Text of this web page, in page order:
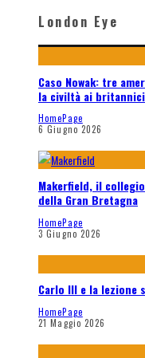
London Eye
Caso Nowak: tre
la civiltà ai britannici
HomePage
6 Giugno 2026
Makerfield, il
della Gran Bretagna
HomePage
3 Giugno 2026
Carlo III e la
HomePage
21 Maggio 2026